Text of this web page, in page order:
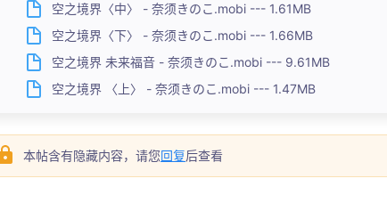
空之境界〈中〉 - 奈须きのこ.mobi --- 1.61MB
空之境界〈下〉 - 奈须きのこ.mobi --- 1.66MB
空之境界 未来福音 - 奈须きのこ.mobi --- 9.61MB
空之境界 〈上〉 - 奈须きのこ.mobi --- 1.47MB
本帖含有隐藏内容，请您回复后查看